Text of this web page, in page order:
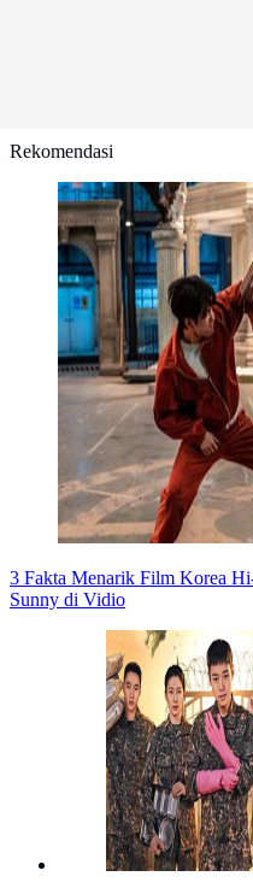
Rekomendasi
3 Fakta Menarik Film Korea
Sunny di Vidio